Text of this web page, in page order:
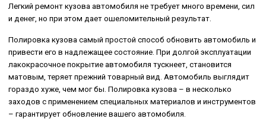
Легкий ремонт кузова автомобиля не требует много времени, сил
и денег, но при этом дает ошеломительный результат.
Полировка кузова самый простой способ обновить автомобиль и
привести его в надлежащее состояние. При долгой эксплуатации
лакокрасочное покрытие автомобиля тускнеет, становится
матовым, теряет прежний товарный вид. Автомобиль выглядит
гораздо хуже, чем мог бы. Полировка кузова – в несколько
заходов с применением специальных материалов и инструментов
– гарантирует обновление вашего автомобиля.